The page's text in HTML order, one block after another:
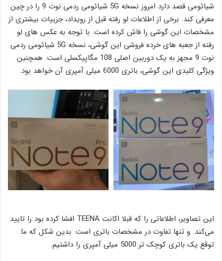
شیائومی قصد دارد امروز نسخه 5G شیائومی ردمی نوت 9 را در چین
معرفی کند. برخی از اطلاعات لو رفته قبل از رویداد، جزییات بیشتری از
مشخصات این گوشی را فاش کرده است. با توجه به عکس های لو
رفته از جعبه های خرده فروشی این گوشی، نسخه 5G شیائومی ردمی
نوت 9 مجهز به یک دوربین اصلی 108 مگاپیکسلی است. همچنین
ویژگی کلیدی این گوشی، باتری 6000 میلی آمپری آن خواهد بود.
این تصاویر، اطلاعاتی را که قبلا اکانت TEENA افشا کرده بود را تایید
می‌کند. و تنها تفاوت در مشخصات باتری است. بدین شکل که ما
توقع یک باتری کوچک تر 5000 میلی آمپری را داشتیم.